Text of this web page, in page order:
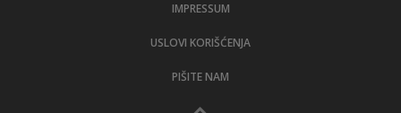
IMPRESSUM
USLOVI KORIŠĆENJA
PIŠITE NAM